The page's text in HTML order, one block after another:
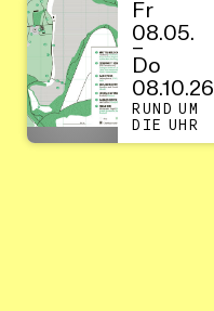
Fr
08.05.
–
Do
08.10.26
RUND UM
DIE UHR